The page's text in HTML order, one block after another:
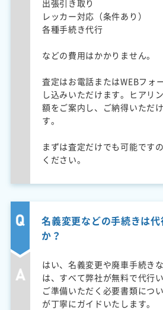
出張引き取り
レッカー対応（条件あり）
各種手続き代行
などの費用はかかりません。
査定はお電話またはWEBフォ
し込みいただけます。ヒアリ
額をご案内し、ご納得いただ
す。
まずは査定だけでも可能です
ください。
名義変更などの手続きは
か？
はい、名義変更や廃車手続き
は、すべて弊社が無料で代行
ご準備いただく必要書類につ
が丁寧にガイドいたします。